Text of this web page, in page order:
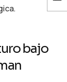
bajo